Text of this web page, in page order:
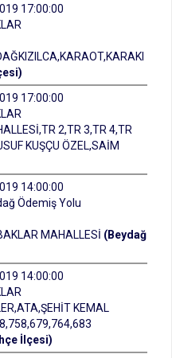
17:00:00
17:00:00
2,TR 3,TR 4,TR
KUŞÇU ÖZEL,SAİM
14:00:00
Ödemiş Yolu
MAHALLESİ (Beydağ
14:00:00
KEMAL
İlçesi)